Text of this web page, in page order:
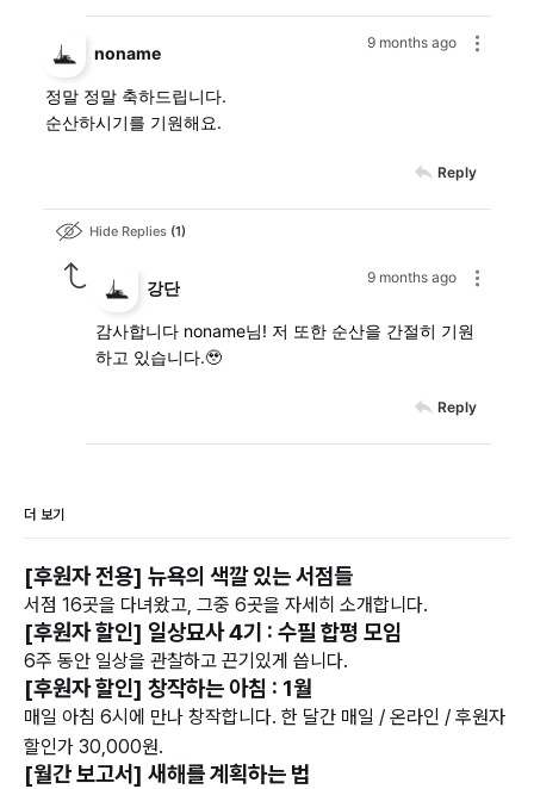
9 months ago
noname
정말 정말 축하드립니다.
순산하시기를 기원해요.
Reply
Hide Replies 1
9 months ago
강단
감사합니다 noname님! 저 또한 순산을 간절히 기원
하고 있습니다.🥹
Reply
더 보기
[후원자 전용] 뉴욕의 색깔 있는 서점들
서점 16곳을 다녀왔고, 그중 6곳을 자세히 소개합니다.
[후원자 할인] 일상묘사 4기 : 수필 합평 모임
6주 동안 일상을 관찰하고 끈기있게 씁니다.
[후원자 할인] 창작하는 아침 : 1월
매일 아침 6시에 만나 창작합니다. 한 달간 매일 / 온라인 / 후원자
할인가 30,000원.
[월간 보고서] 새해를 계획하는 법